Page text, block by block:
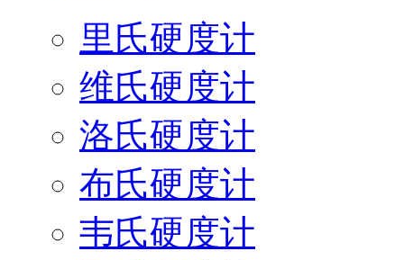
里氏硬度计
维氏硬度计
洛氏硬度计
布氏硬度计
韦氏硬度计